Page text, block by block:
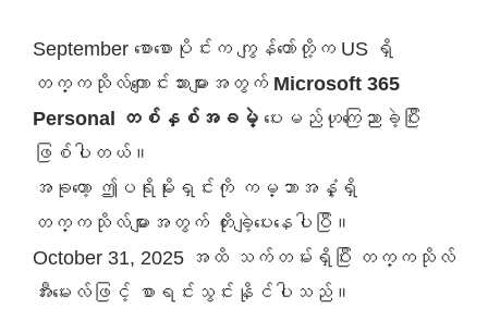
September စောစောပိုင်းက ကျွန်တော်တို့က US ရှိ
တက္ကသိုလ်ကျောင်းသားများအတွက် Microsoft 365
Personal တစ်နှစ်အခမဲ့ပေးမည်ဟုကြေညာခဲ့ပြီး
ဖြစ်ပါတယ်။
အခုတော့ ဤပရိုမိုးရှင်းကို ကမ္ဘာအနှံ့ရှိ
တက္ကသိုလ်များအတွက် တိုးချဲ့ပေးနေပါပြီ။
October 31, 2025 အထိ သက်တမ်းရှိပြီး တက္ကသိုလ်
အီးမေးလ်ဖြင့် စာရင်းသွင်းနိုင်ပါသည်။